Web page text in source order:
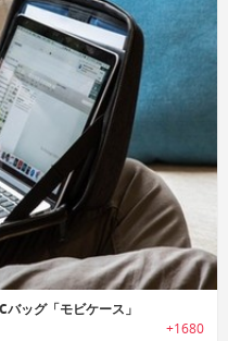
ッグ「モビケース」
+1680